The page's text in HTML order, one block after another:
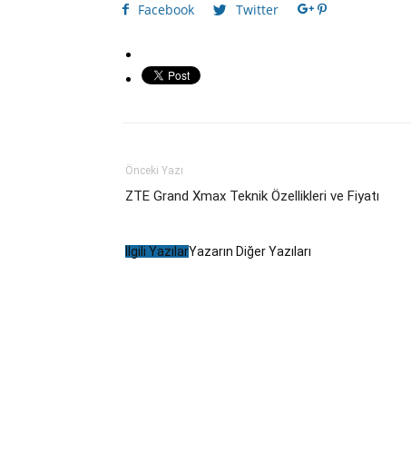
Facebook
Twitter
Önceki Yazı
ZTE Grand Xmax Teknik Özellikleri ve Fiyatı
İlgili YazılarYazarın Diğer Yazıları